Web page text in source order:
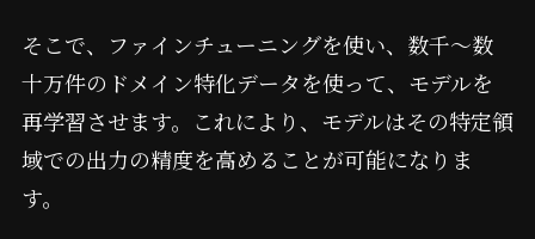
そこで、ファインチューニングを使い、数千〜数
十万件のドメイン特化データを使って、モデルを
再学習させます。これにより、モデルはその特定領
域での出力の精度を高めることが可能になりま
す。